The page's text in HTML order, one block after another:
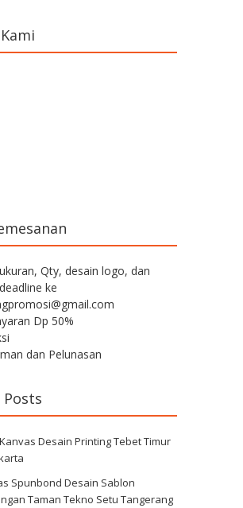
Qty, desain logo, dan
ke
Dp 50%
dan Pelunasan
Posts
Desain Printing Tebet Timur
Spunbond Desain Sablon
Taman Tekno Setu Tangerang